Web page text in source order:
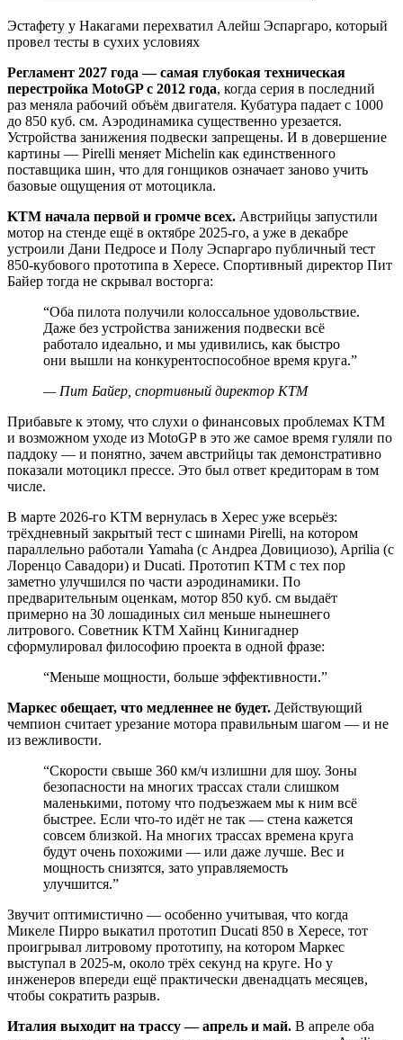
Эстафету у Накагами перехватил Алейш Эспаргаро, который
провел тесты в сухих условиях
Регламент 2027 года — самая глубокая техническая
перестройка MotoGP с 2012 года, когда серия в последний
раз меняла рабочий объём двигателя. Кубатура падает с 1000
до 850 куб. см. Аэродинамика существенно урезается.
Устройства занижения подвески запрещены. И в довершение
картины — Pirelli меняет Michelin как единственного
поставщика шин, что для гонщиков означает заново учить
базовые ощущения от мотоцикла.
KTM начала первой и громче всех. Австрийцы запустили
мотор на стенде ещё в октябре 2025-го, а уже в декабре
устроили Дани Педросе и Полу Эспаргаро публичный тест
850-кубового прототипа в Хересе. Спортивный директор Пит
Байер тогда не скрывал восторга:
“Оба пилота получили колоссальное удовольствие.
Даже без устройства занижения подвески всё
работало идеально, и мы удивились, как быстро
они вышли на конкурентоспособное время круга.”
— Пит Байер, спортивный директор KTM
Прибавьте к этому, что слухи о финансовых проблемах KTM
и возможном уходе из MotoGP в это же самое время гуляли по
паддоку — и понятно, зачем австрийцы так демонстративно
показали мотоцикл прессе. Это был ответ кредиторам в том
числе.
В марте 2026-го KTM вернулась в Херес уже всерьёз:
трёхдневный закрытый тест с шинами Pirelli, на котором
параллельно работали Yamaha (с Андреа Довициозо), Aprilia (с
Лоренцо Савадори) и Ducati. Прототип KTM с тех пор
заметно улучшился по части аэродинамики. По
предварительным оценкам, мотор 850 куб. см выдаёт
примерно на 30 лошадиных сил меньше нынешнего
литрового. Советник KTM Хайнц Кинигаднер
сформулировал философию проекта в одной фразе:
“Меньше мощности, больше эффективности.”
Маркес обещает, что медленнее не будет. Действующий
чемпион считает урезание мотора правильным шагом — и не
из вежливости.
“Скорости свыше 360 км/ч излишни для шоу. Зоны
безопасности на многих трассах стали слишком
маленькими, потому что подъезжаем мы к ним всё
быстрее. Если что-то идёт не так — стена кажется
совсем близкой. На многих трассах времена круга
будут очень похожими — или даже лучше. Вес и
мощность снизятся, зато управляемость
улучшится.”
Звучит оптимистично — особенно учитывая, что когда
Микеле Пирро выкатил прототип Ducati 850 в Хересе, тот
проигрывал литровому прототипу, на котором Маркес
выступал в 2025-м, около трёх секунд на круге. Но у
инженеров впереди ещё практически двенадцать месяцев,
чтобы сократить разрыв.
Италия выходит на трассу — апрель и май. В апреле оба